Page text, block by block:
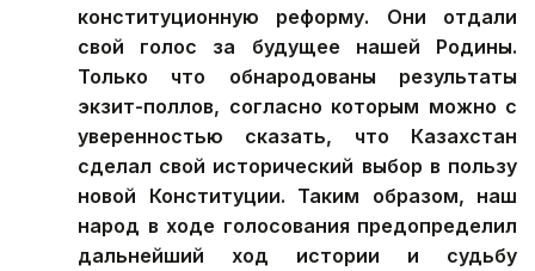
конституционную реформу. Они отдали
свой голос за будущее нашей Родины.
Только что обнародованы результаты
экзит-поллов, согласно которым можно с
уверенностью сказать, что Казахстан
сделал свой исторический выбор в пользу
новой Конституции. Таким образом, наш
народ в ходе голосования предопределил
дальнейший ход истории и судьбу